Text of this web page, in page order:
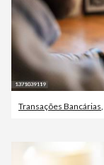
Transações Bancárias